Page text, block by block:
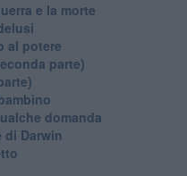
e la morte
al potere
parte)
domanda
di Darwin